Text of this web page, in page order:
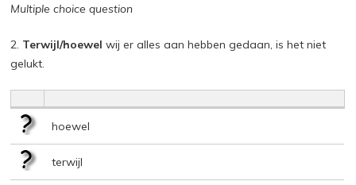
Multiple choice question
2. Terwijl/hoewel wij er alles aan hebben gedaan, is het niet
gelukt.
hoewel
terwijl